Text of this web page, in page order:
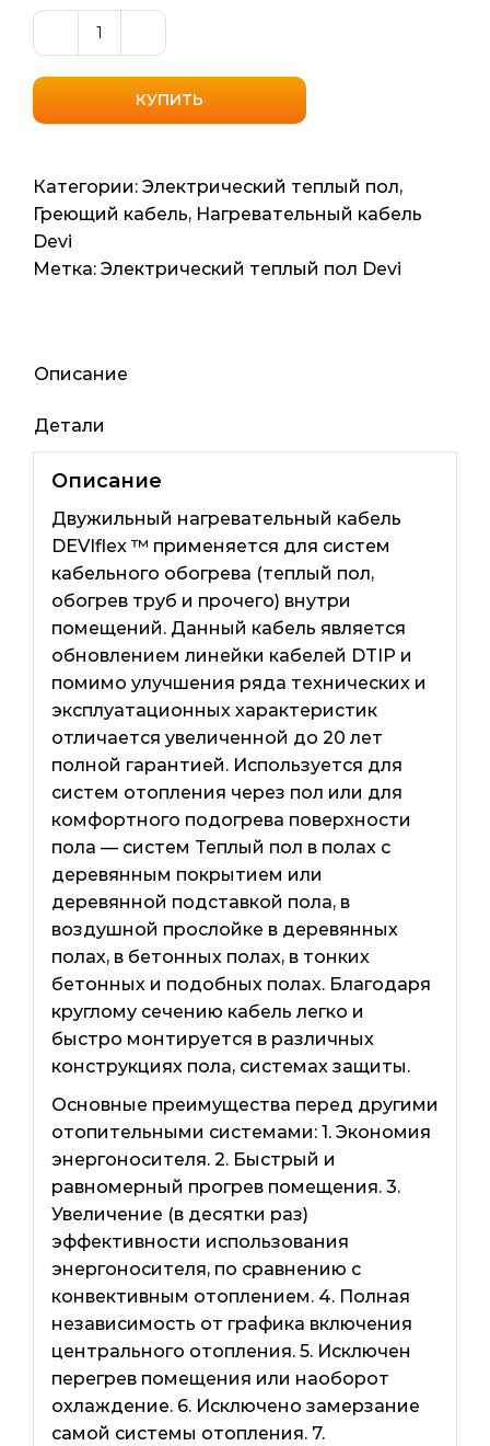
Количество
товара
Тонкий
нагревательный
Devicomfort
10T
4.8м2,
КУПИТЬ
Категории: Электрический теплый пол,
Греющий кабель, Нагревательный кабель
Devi
Метка: Электрический теплый пол Devi
Описание
Детали
Описание
Двужильный нагревательный кабель
DEVIflex ™ применяется для систем
кабельного обогрева (теплый пол,
обогрев труб и прочего) внутри
помещений. Данный кабель является
обновлением линейки кабелей DTIP и
помимо улучшения ряда технических и
эксплуатационных характеристик
отличается увеличенной до 20 лет
полной гарантией. Используется для
систем отопления через пол или для
комфортного подогрева поверхности
пола — систем Теплый пол в полах с
деревянным покрытием или
деревянной подставкой пола, в
воздушной прослойке в деревянных
полах, в бетонных полах, в тонких
бетонных и подобных полах. Благодаря
круглому сечению кабель легко и
быстро монтируется в различных
конструкциях пола, системах защиты.
Основные преимущества перед другими
отопительными системами: 1. Экономия
энергоносителя. 2. Быстрый и
равномерный прогрев помещения. 3.
Увеличение (в десятки раз)
эффективности использования
энергоносителя, по сравнению с
конвективным отоплением. 4. Полная
независимость от графика включения
центрального отопления. 5. Исключен
перегрев помещения или наоборот
охлаждение. 6. Исключено замерзание
самой системы отопления. 7.